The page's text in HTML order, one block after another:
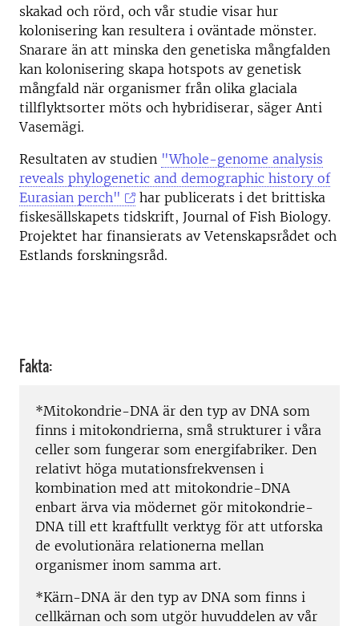
skakad och rörd, och vår studie visar hur
kolonisering kan resultera i oväntade mönster.
Snarare än att minska den genetiska mångfalden
kan kolonisering skapa hotspots av genetisk
mångfald när organismer från olika glaciala
tillflyktsorter möts och hybridiserar, säger Anti
Vasemägi.
Resultaten av studien "Whole-genome analysis
reveals phylogenetic and demographic history of
Eurasian perch"
har publicerats i det brittiska
fiskesällskapets tidskrift, Journal of Fish Biology.
Projektet har finansierats av Vetenskapsrådet och
Estlands forskningsråd.
Fakta:
*Mitokondrie-DNA är den typ av DNA som
finns i mitokondrierna, små strukturer i våra
celler som fungerar som energifabriker. Den
relativt höga mutationsfrekvensen i
kombination med att mitokondrie-DNA
enbart ärva via mödernet gör mitokondrie-
DNA till ett kraftfullt verktyg för att utforska
de evolutionära relationerna mellan
organismer inom samma art.
*Kärn-DNA är den typ av DNA som finns i
cellkärnan och som utgör huvuddelen av vår